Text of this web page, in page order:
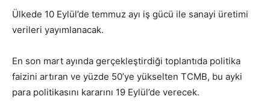
Ülkede 10 Eylül’de temmuz ayı iş gücü ile sanayi üretimi
verileri yayımlanacak.
En son mart ayında gerçekleştirdiği toplantıda politika
faizini artıran ve yüzde 50’ye yükselten TCMB, bu ayki
para politikasını kararını 19 Eylül’de verecek.